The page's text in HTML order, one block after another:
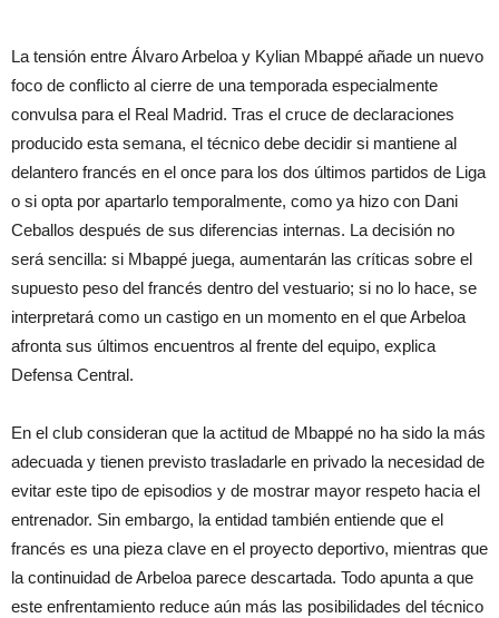
La tensión entre Álvaro Arbeloa y Kylian Mbappé añade un nuevo
foco de conflicto al cierre de una temporada especialmente
convulsa para el Real Madrid. Tras el cruce de declaraciones
producido esta semana, el técnico debe decidir si mantiene al
delantero francés en el once para los dos últimos partidos de Liga
o si opta por apartarlo temporalmente, como ya hizo con Dani
Ceballos después de sus diferencias internas. La decisión no
será sencilla: si Mbappé juega, aumentarán las críticas sobre el
supuesto peso del francés dentro del vestuario; si no lo hace, se
interpretará como un castigo en un momento en el que Arbeloa
afronta sus últimos encuentros al frente del equipo, explica
Defensa Central.
En el club consideran que la actitud de Mbappé no ha sido la más
adecuada y tienen previsto trasladarle en privado la necesidad de
evitar este tipo de episodios y de mostrar mayor respeto hacia el
entrenador. Sin embargo, la entidad también entiende que el
francés es una pieza clave en el proyecto deportivo, mientras que
la continuidad de Arbeloa parece descartada. Todo apunta a que
este enfrentamiento reduce aún más las posibilidades del técnico